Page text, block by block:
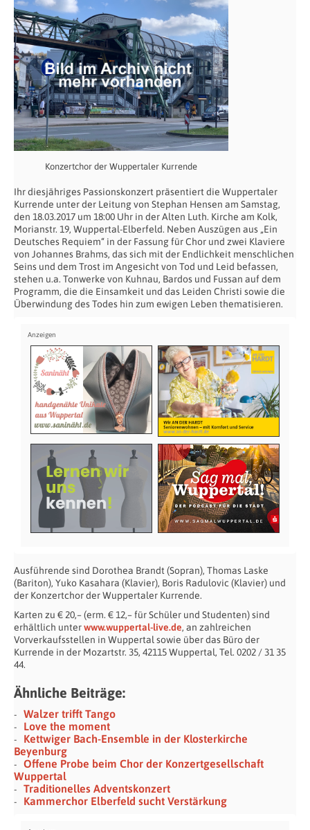
Konzertchor der Wuppertaler Kurrende
Ihr diesjähriges Passionskonzert präsentiert die Wuppertaler
Kurrende unter der Leitung von Stephan Hensen am Samstag,
den 18.03.2017 um 18:00 Uhr in der Alten Luth. Kirche am Kolk,
Morianstr. 19, Wuppertal-Elberfeld. Neben Auszügen aus „Ein
Deutsches Requiem“ in der Fassung für Chor und zwei Klaviere
von Johannes Brahms, das sich mit der Endlichkeit menschlichen
Seins und dem Trost im Angesicht von Tod und Leid befassen,
stehen u.a. Tonwerke von Kuhnau, Bardos und Fussan auf dem
Programm, die die Einsamkeit und das Leiden Christi sowie die
Überwindung des Todes hin zum ewigen Leben thematisieren.
Ausführende sind Dorothea Brandt (Sopran), Thomas Laske
(Bariton), Yuko Kasahara (Klavier), Boris Radulovic (Klavier) und
der Konzertchor der Wuppertaler Kurrende.
Karten zu € 20,– (erm. € 12,– für Schüler und Studenten) sind
erhältlich unterwww.wuppertal-live.de, an zahlreichen
Vorverkaufsstellen in Wuppertal sowie über das Büro der
Kurrende in der Mozartstr. 35, 42115 Wuppertal, Tel. 0202 / 31 35
44.
Ähnliche Beiträge:
Walzer trifft Tango
Love the moment
Kettwiger Bach-Ensemble in der Klosterkirche
Beyenburg
Offene Probe beim Chor der Konzertgesellschaft
Wuppertal
Traditionelles Adventskonzert
Kammerchor Elberfeld sucht Verstärkung